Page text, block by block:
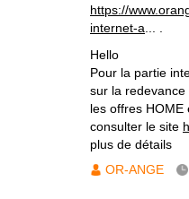
https://
internet-a
Hello
Pour la partie
sur la
les offres HOME
consulter le site
plus de détails
OR-ANGE